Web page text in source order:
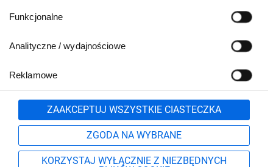
Funkcjonalne
Analityczne / wydajnościowe
Reklamowe
ZAAKCEPTUJ WSZYSTKIE CIASTECZKA
ZGODA NA WYBRANE
KORZYSTAJ WYŁĄCZNIE Z NIEZBĘDNYCH
801 500 700 lub
71 37 61 600
Formularz kontaktowy